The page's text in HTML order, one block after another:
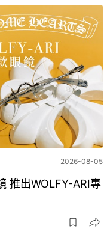
2026-08-05
推出WOLFY-ARI專